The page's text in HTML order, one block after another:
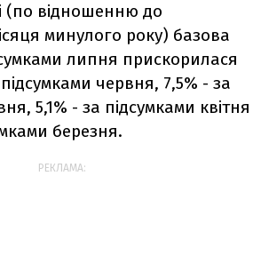
(по відношенню до
минулого року) базова
липня прискорилася
червня, 7,5% - за
5,1% - за підсумками квітня
березня.
РЕКЛАМА: